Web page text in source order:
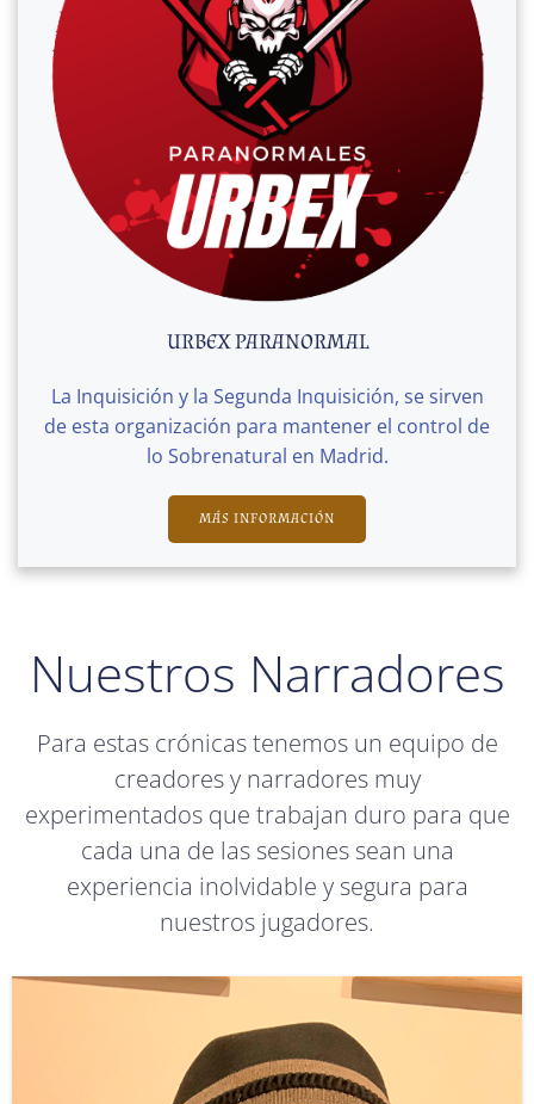
URBEX PARANORMAL
La Inquisición y la Segunda Inquisición, se sirven
de esta organización para mantener el control de
lo Sobrenatural en Madrid.
MÁS INFORMACIÓN
Nuestros Narradores
Para estas crónicas tenemos un equipo de
creadores y narradores muy
experimentados que trabajan duro para que
cada una de las sesiones sean una
experiencia inolvidable y segura para
nuestros jugadores.